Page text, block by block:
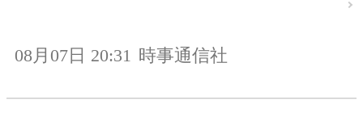
08月07日 20:31 時事通信社